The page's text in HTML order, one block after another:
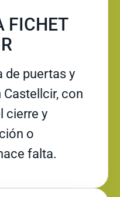
FICHET
de puertas y
con
cierre y
o
falta.